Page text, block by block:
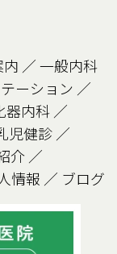
／一般内科
ーション ／
器内科 ／
児健診 ／
介 ／
情報 ／ ブログ